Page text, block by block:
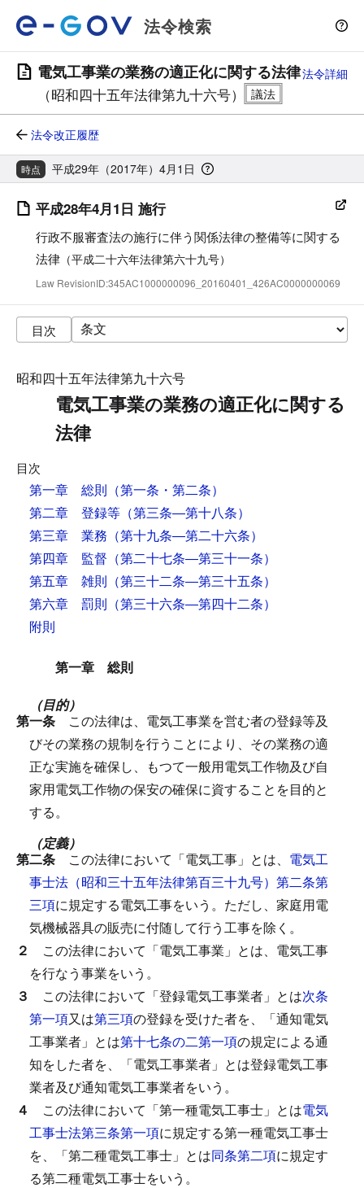
法令検索
電気工事業の業務の適正化に関する法律
（昭和四十五年法律第九十六号）
法令詳細
法令改正履歴
時点 平成29年（2017年）4月1日
平成28年4月1日 施行
行政不服審査法の施行に伴う関係法律の整備等に関する
法律 （平成二十六年法律第六十九号）
Law RevisionID:345AC1000000096_20160401_426AC0000000069
目次
昭和四十五年法律第九十六号
電気工事業の業務の適正化に関する
法律
目次
第一章 総則 （第一条・第二条）
第二章 登録等 （第三条―第十八条）
第三章 業務 （第十九条―第二十六条）
第四章 監督 （第二十七条―第三十一条）
第五章 雑則 （第三十二条―第三十五条）
第六章 罰則 （第三十六条―第四十二条）
附則
第一章 総則
（目的）
第一条 この法律は、電気工事業を営む者の登録等及
びその業務の規制を行うことにより、その業務の適
正な実施を確保し、もつて一般用電気工作物及び自
家用電気工作物の保安の確保に資することを目的と
する。
（定義）
第二条 この法律において「電気工事」とは、 電気工
事士法（昭和三十五年法律第百三十九号）第二条第
三項に規定する電気工事をいう。 ただし、家庭用電
気機械器具の販売に付随して行う工事を除く。
２ この法律において「電気工事業」とは、電気工事
を行なう事業をいう。
３ この法律において「登録電気工事業者」とは次条
第一項又は第三項の登録を受けた者を、「通知電気
工事業者」とは第十七条の二第一項の規定による通
知をした者を、「電気工事業者」とは登録電気工事
業者及び通知電気工事業者をいう。
４ この法律において「第一種電気工事士」とは電気
工事士法第三条第一項に規定する第一種電気工事士
を、「第二種電気工事士」とは同条第二項に規定す
る第二種電気工事士をいう。